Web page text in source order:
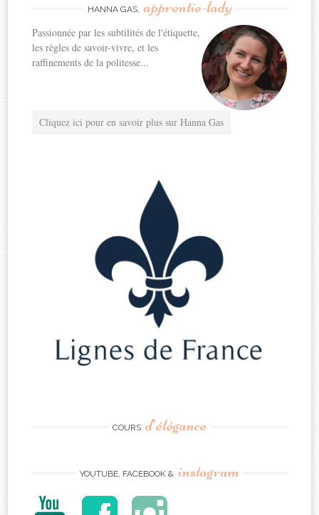
HANNA GAS, apprentie-lady
Passionnée par les subtilités de l'étiquette,
les règles de savoir-vivre, et les
raffinements de la politesse...
Cliquez ici pour en savoir plus sur Hanna Gas
COURS d’élégance
YOUTUBE, FACEBOOK & instagram